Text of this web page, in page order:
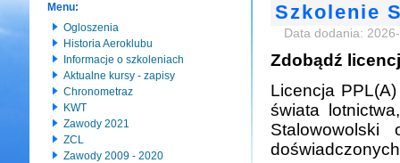
Menu:
Ogloszenia
Historia Aeroklubu
Informacje o szkoleniach
Aktualne kursy - zapisy
Chronometraz
KWT
Zawody 2021
ZCL
Zawody 2009 - 2020
Szkolenie
Data dodania:
Zdobądź
Licencja
świata
Stalowowolski